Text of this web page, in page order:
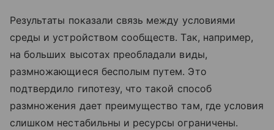
Результаты показали связь между условиями
среды и устройством сообществ. Так, например,
на больших высотах преобладали виды,
размножающиеся бесполым путем. Это
подтвердило гипотезу, что такой способ
размножения дает преимущество там, где условия
слишком нестабильны и ресурсы ограничены.